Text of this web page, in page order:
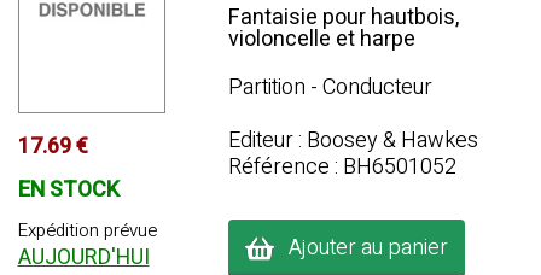
17.69 €
EN STOCK
Expédition prévue
AUJOURD'HUI
Fantaisie pour hautbois,
violoncelle et harpe
Partition - Conducteur
Editeur : Boosey & Hawkes
Référence : BH6501052
Ajouter au panier